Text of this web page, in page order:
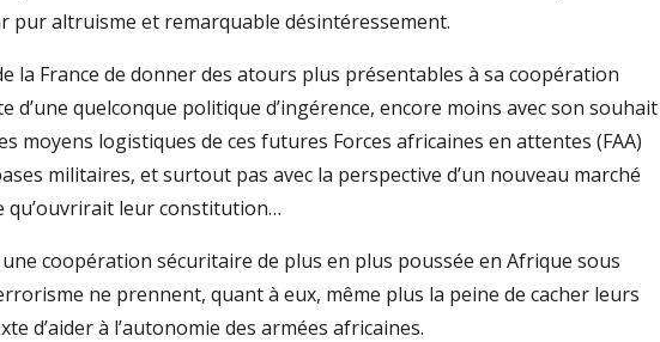
pur altruisme et remarquable désintéressement.
la France de donner des atours plus présentables à sa coopération
d’une quelconque politique d’ingérence, encore moins avec son souhait
moyens logistiques de ces futures Forces africaines en attentes (FAA)
militaires, et surtout pas avec la perspective d’un nouveau marché
qu’ouvrirait leur constitution…
coopération sécuritaire de plus en plus poussée en Afrique sous
ne prennent, quant à eux, même plus la peine de cacher leurs
d’aider à l’autonomie des armées africaines.